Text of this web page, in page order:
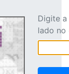
Digite
lado no